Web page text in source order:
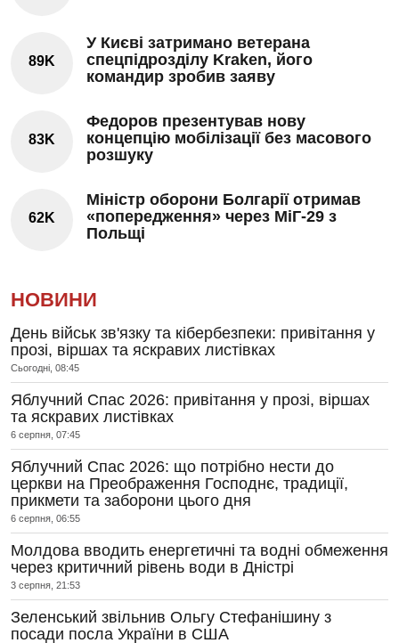
89K
У Києві затримано ветерана
спецпідрозділу Kraken, його
командир зробив заяву
83K
Федоров презентував нову
концепцію мобілізації без масового
розшуку
62K
Міністр оборони Болгарії отримав
«попередження» через МіГ-29 з
Польщі
НОВИНИ
День військ зв'язку та кібербезпеки: привітання у
прозі, віршах та яскравих листівках
Сьогодні, 08:45
Яблучний Спас 2026: привітання у прозі, віршах
та яскравих листівках
6 серпня, 07:45
Яблучний Спас 2026: що потрібно нести до
церкви на Преображення Господнє, традиції,
прикмети та заборони цього дня
6 серпня, 06:55
Молдова вводить енергетичні та водні обмеження
через критичний рівень води в Дністрі
3 серпня, 21:53
Зеленський звільнив Ольгу Стефанішину з
посади посла України в США